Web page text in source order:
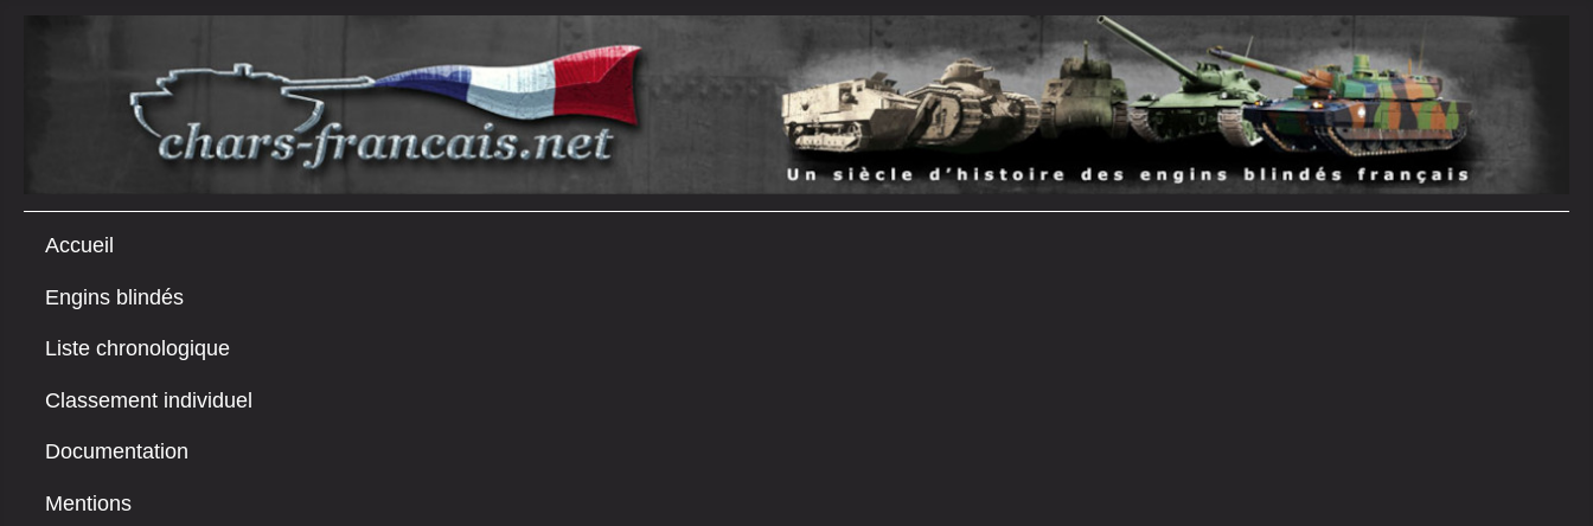
Accueil
Engins blindés
Liste chronologique
Classement individuel
Documentation
Mentions